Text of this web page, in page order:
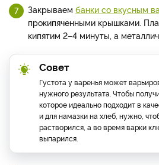
Закрываем банки со вкусным
прокипяченными крышками.
кипятим 2–4 минуты, а
Совет
Густота у варенья может
нужного результата. Чтобы
которое идеально подходит в
и для намазки на хлеб, нужно,
растворился, а во время варки
выпарился.